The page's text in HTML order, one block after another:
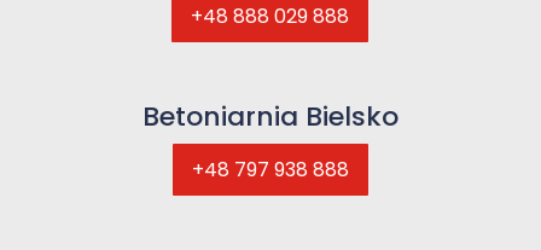
+48 888 029 888
Betoniarnia Bielsko
+48 797 938 888